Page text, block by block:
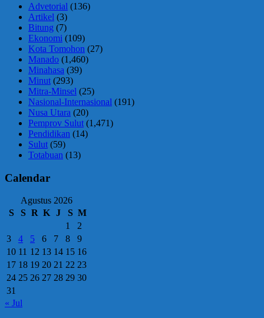
Advetorial (136)
Artikel (3)
Bitung (7)
Ekonomi (109)
Kota Tomohon (27)
Manado (1,460)
Minahasa (39)
Minut (293)
Mitra-Minsel (25)
Nasional-Internasional (191)
Nusa Utara (20)
Pemprov Sulut (1,471)
Pendidikan (14)
Sulut (59)
Totabuan (13)
Calendar
Agustus 2026
S
S R K J S M
1
2
3
4 5 6 7 8
9
10 11 12 13 14 15 16
17 18 19 20 21 22 23
24 25 26 27 28 29 30
31
« Jul